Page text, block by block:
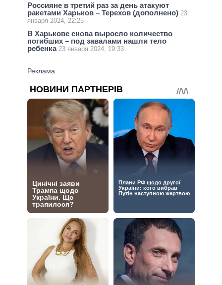
Россияне в третий раз за день атакуют
ракетами Харьков – Терехов (дополнено) 23
января 2024, 22:25
В Харькове снова выросло количество
погибших – под завалами нашли тело
ребенка 23 января 2024, 19:33